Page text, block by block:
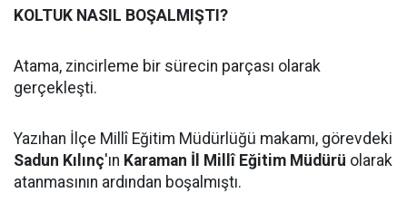
KOLTUK NASIL BOŞALMIŞTI?
Atama, zincirleme bir sürecin parçası olarak
gerçekleşti.
Yazıhan İlçe Millî Eğitim Müdürlüğü makamı, görevdeki
Sadun Kılınç'ın Karaman İl Millî Eğitim Müdürü olarak
atanmasının ardından boşalmıştı.